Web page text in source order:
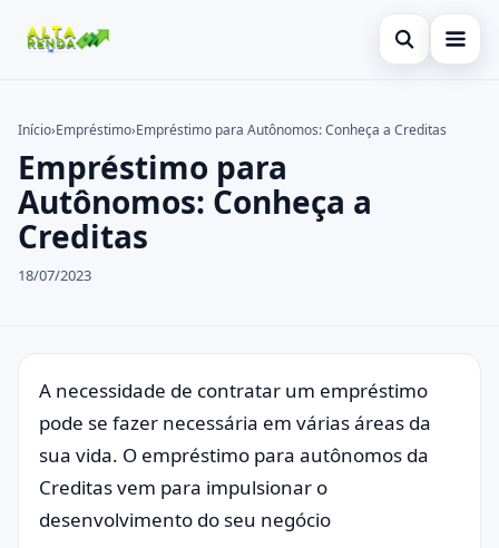
Abrir busca
Cartão de Crédito
Consignado
Conta Digital
Finanças
Imóvel
Legal
Buscar no site
Buscar por:
Pressione Enter para buscar ou ESC para fechar.
Início›Empréstimo›Empréstimo para Autônomos: Conheça a Creditas
Empréstimo para
Autônomos: Conheça a
Creditas
18/07/2023
A necessidade de contratar um empréstimo
pode se fazer necessária em várias áreas da
sua vida. O empréstimo para autônomos da
Creditas vem para impulsionar o
desenvolvimento do seu negócio